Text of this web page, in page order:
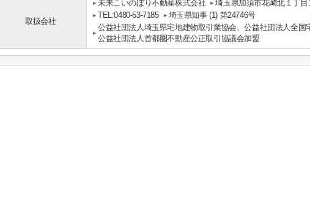
取扱会社
未来こいのぼり不動産株式会社
埼玉県加須市花崎北１丁目
TEL:0480-53-7185
埼玉県知事 (1) 第24746号
公益社団法人埼玉県宅地建物取引業協会、公益社団法人全国
公益社団法人首都圏不動産公正取引協議会加盟